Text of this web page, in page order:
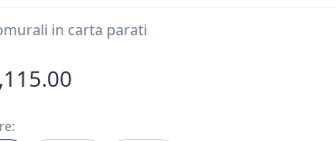
in carta parati
: